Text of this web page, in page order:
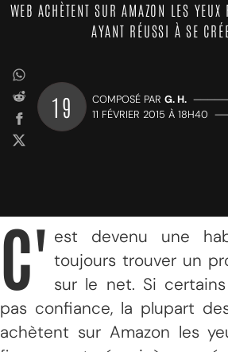
WEB ACHÈTENT SUR AMAZON LES YEUX
AYANT RÉUSSI À SE
19 COMPOSÉ PAR G. H. —————
11 FÉVRIER 2015 À 18H40 ——
C' est devenu une
toujours trouver un
sur le net. Si
pas confiance, la plupart
achètent sur Amazon les